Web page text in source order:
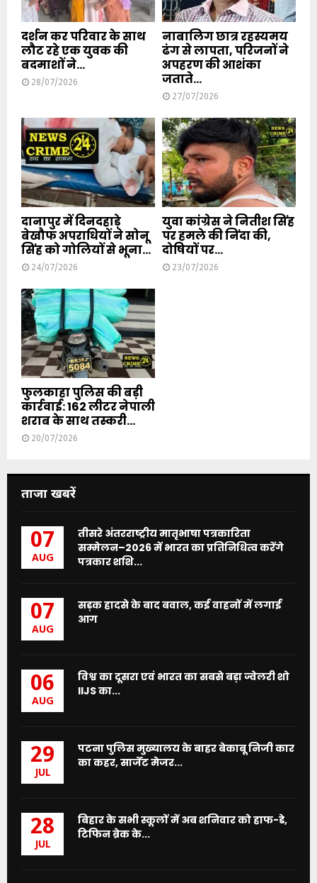
दर्शन कर परिवार के साथ
लौट रहे एक युवक की
बदमाशों ने...
28/07/2026
नाबालिग छात्र रहस्यमय
ढंग से लापता, परिजनों ने
अपहरण की आशंका
जताते...
27/07/2026
दानापुर में दिनदहाड़े
बेखौफ अपराधियों ने सोनू
सिंह को गोलियों से भूना...
24/07/2026
युवा कांग्रेस ने नितीश सिंह
पर हमले की निंदा की,
दोषियों पर...
23/07/2026
फुलकाहा पुलिस की बड़ी
कार्रवाई: 162 लीटर नेपाली
शराब के साथ तस्करी...
20/07/2026
ताजा खबरें
07
AUG
तीसरे अंतरराष्ट्रीय मातृभाषा पत्रकारिता
सम्मेलन–2026 में भारत का प्रतिनिधित्व करेंगे
पत्रकार शशि...
07
AUG
सड़क हादसे के बाद बवाल, कई वाहनों में लगाई
आग
06
AUG
विश्व का दूसरा एवं भारत का सबसे बड़ा ज्वेलरी शो
IIJS का...
29
JUL
पटना पुलिस मुख्यालय के बाहर बेकाबू निजी कार
का कहर, सार्जेंट मेजर...
28
JUL
बिहार के सभी स्कूलों में अब शनिवार को हाफ-डे,
टिफिन ब्रेक के...